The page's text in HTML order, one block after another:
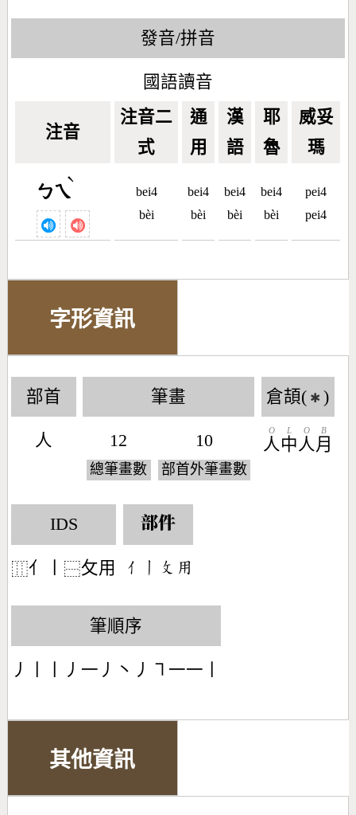
發音/拼音
國語讀音
注音
注音二
式
通
用
漢
語
耶
魯
威妥
瑪
ㄅㄟ
ˋ
bei4
bèi
bei4
bèi
bei4
bèi
bei4
bèi
pei4
pei4
字形資訊
部首
人
筆畫
12
總筆畫數
10
部首外筆畫數
倉頡( ✱ )
人
O
中
L
人
O
月
B
IDS
⿲亻丨 ⿱攵用
部件
󶀭󶀂󶃜󶅎
筆順序
丿丨丨丿一丿丶丿㇕一一丨
其他資訊